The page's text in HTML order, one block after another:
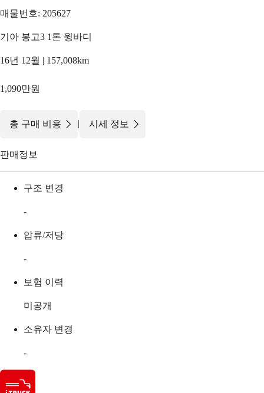
매물번호: 205627
기아 봉고3 1톤 윙바디
16년 12월 | 157,008km
1,090만원
총 구매 비용 | 시세 정보
판매정보
구조 변경
-
압류/저당
-
보험 이력
미공개
소유자 변경
-